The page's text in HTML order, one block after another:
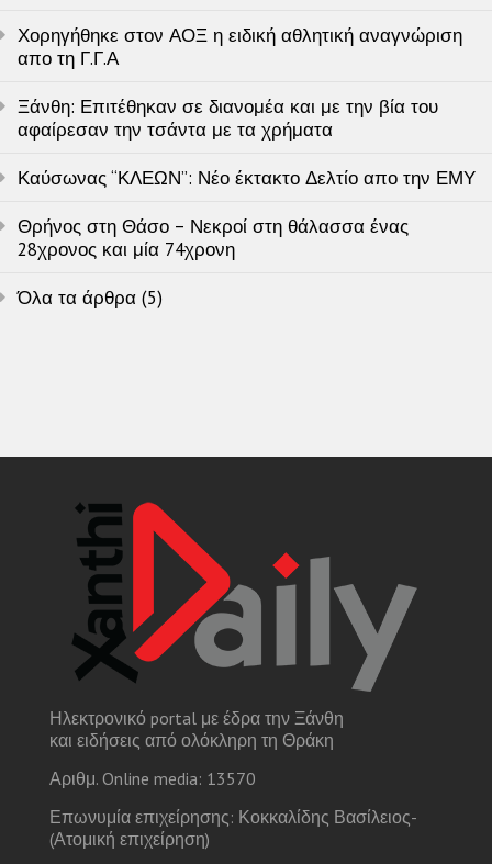
Χορηγήθηκε στον ΑΟΞ η ειδική αθλητική αναγνώριση
απο τη Γ.Γ.Α
Ξάνθη: Επιτέθηκαν σε διανομέα και με την βία του
αφαίρεσαν την τσάντα με τα χρήματα
Καύσωνας “ΚΛΕΩΝ”: Νέο έκτακτο Δελτίο απο την ΕΜΥ
Θρήνος στη Θάσο – Νεκροί στη θάλασσα ένας
28χρονος και μία 74χρονη
Όλα τα άρθρα (5)
Ηλεκτρονικό portal με έδρα την Ξάνθη
και ειδήσεις από ολόκληρη τη Θράκη
Αριθμ. Online media: 13570
Επωνυμία επιχείρησης: Κοκκαλίδης Βασίλειος-
(Ατομική επιχείρηση)